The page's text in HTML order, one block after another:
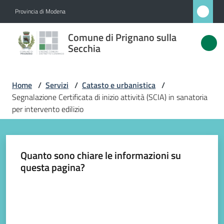
Provincia di Modena
Comune di Prignano sulla
Secchia
Comune
di
sulla
Secchia
Amministrazione
Novità
Home / Servizi / Catasto e urbanistica /
Segnalazione Certificata di inizio attività (SCIA) in sanatoria
per intervento edilizio
Quanto sono chiare le informazioni su
questa pagina?